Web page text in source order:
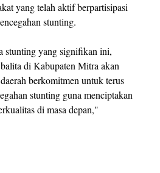
yang telah aktif berpartisipasi
stunting.
stunting yang signifikan ini,
di Kabupaten Mitra akan
berkomitmen untuk terus
stunting guna menciptakan
di masa depan,"